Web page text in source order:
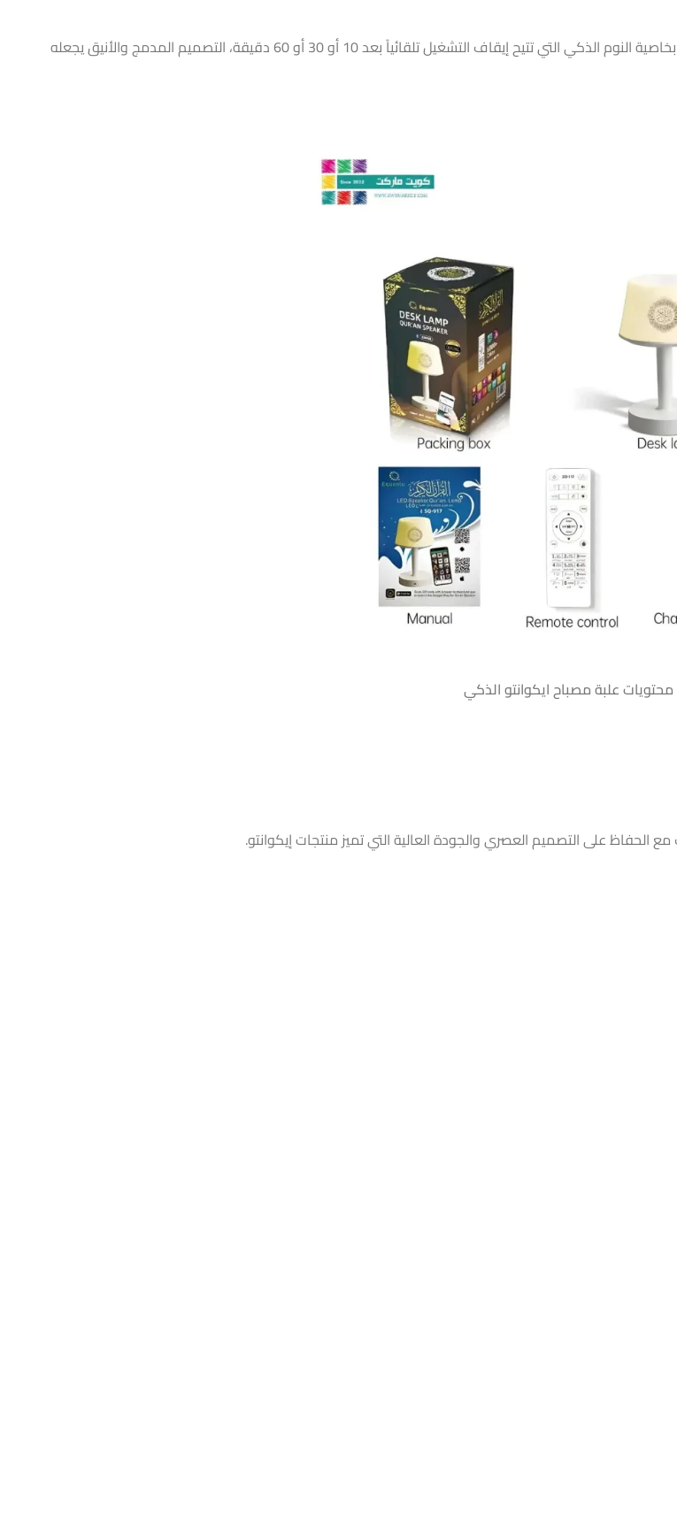
مزود ببطارية ليثيوم قابلة لإعادة الشحن مع كابل Type-C للشحن السريع ويتميز بخاصية النوم الذكي التي تتيح إيقاف التشغيل تلقائياً بعد 10 أو 30 أو 60 دقيقة، التصميم المدمج والأنيق يجعله
محتويات علبة مصباح ايكوانتو الذكي
على التصميم العصري والجودة العالية التي تميز منتجات إيكوانتو.